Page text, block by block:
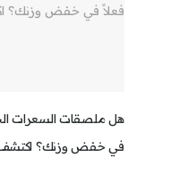
هل ملصقات السعرات
في خفض وزنك؟ اكتشف